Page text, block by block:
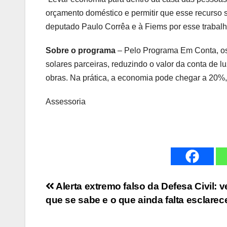
orçamento doméstico e permitir que esse
deputado Paulo Corrêa e à Fiems por esse
Sobre o programa – Pelo Programa Em Conta,
solares parceiras, reduzindo o valor da conta de
obras. Na prática, a economia pode chegar a
Assessoria
Navegação
de
Alerta extremo falso da Defesa Civil:
que se sabe e o que ainda falta